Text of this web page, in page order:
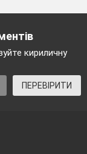
кириличну
ПЕРЕВІРИТИ